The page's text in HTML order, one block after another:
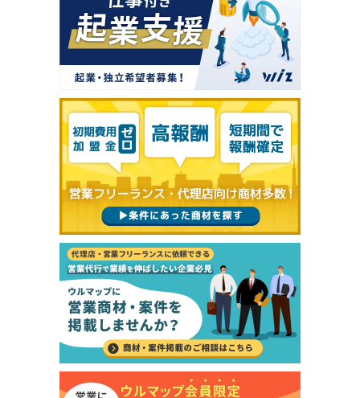
プロフィールを確認・編集して問い合わせ
キャンセル